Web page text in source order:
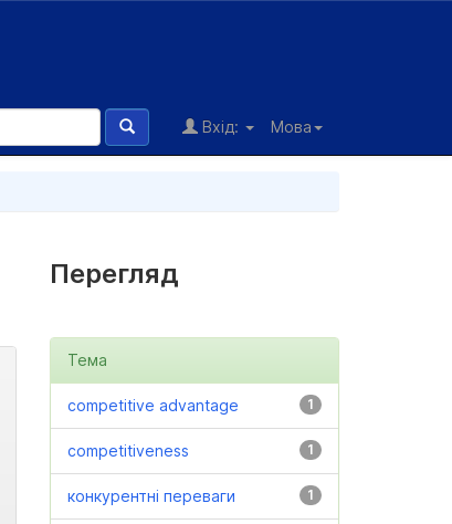
Мова
Вхід:
Перегляд
Тема
1
competitive advantage
1
competitiveness
1
конкурентні переваги